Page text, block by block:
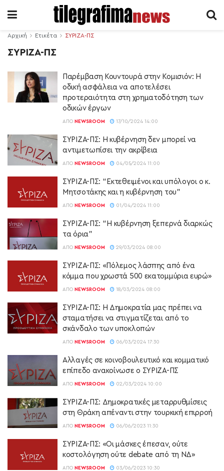
Αρχική Ετικέτα ΣΥΡΙΖΑ-ΠΣ
ΣΥΡΙΖΑ-ΠΣ
Παρέμβαση Κουντουρά στην Κομισιόν: Η
οδική ασφάλεια να αποτελέσει
προτεραιότητα στη χρηματοδότηση των
οδικών έργων
ΑΠΌ NEWSROOM 17/10/2024 14:00
ΣΥΡΙΖΑ-ΠΣ: Η κυβέρνηση δεν μπορεί να
αντιμετωπίσει την ακρίβεια
ΑΠΌ NEWSROOM 04/05/2024 11:00
ΣΥΡΙΖΑ-ΠΣ: “Εκτεθειμένοι και υπόλογοι ο κ.
Μητσοτάκης και η κυβέρνηση του”
ΑΠΌ NEWSROOM 01/04/2024 11:00
ΣΥΡΙΖΑ-ΠΣ: “Η κυβέρνηση ξεπερνά διαρκώς
τα όρια”
ΑΠΌ NEWSROOM 29/03/2024 08:00
ΣΥΡΙΖΑ-ΠΣ: «Πόλεμος λάσπης από ένα
κόμμα που χρωστά 500 εκατομμύρια ευρώ»
ΑΠΌ NEWSROOM 18/03/2024 08:00
ΣΥΡΙΖΑ-ΠΣ: Η Δημοκρατία μας πρέπει να
σταματήσει να στιγματίζεται από το
σκάνδαλο των υποκλοπών
ΑΠΌ NEWSROOM 06/03/2024 17:30
Aλλαγές σε κοινοβουλευτικό και κομματικό
επίπεδο ανακοίνωσε ο ΣΥΡΙΖΑ-ΠΣ
ΑΠΌ NEWSROOM 02/03/2024 10:00
ΣΥΡΙΖΑ-ΠΣ: Δημοκρατικές μεταρρυθμίσεις
στη Θράκη απέναντι στην τουρκική επιρροή
ΑΠΌ NEWSROOM 06/06/2023 11:30
ΣΥΡΙΖΑ-ΠΣ: «Οι μάσκες έπεσαν, ούτε
κοστολόγηση ούτε debate από τη ΝΔ»
ΑΠΌ NEWSROOM 03/06/2023 10:30